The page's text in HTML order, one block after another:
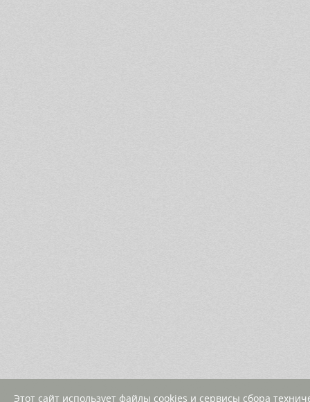
Этот сайт использует файлы cookies и сервисы сбора